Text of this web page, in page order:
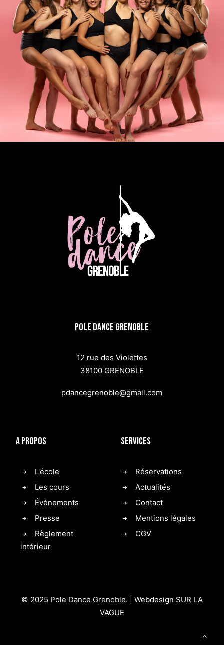
Pole dance Grenoble
12 rue des Violettes
38100 GRENOBLE
pdancegrenoble@gmail.com
A propos
L'école
Les cours
Événements
Presse
Règlement
intérieur
Services
Réservations
Actualités
Contact
Mentions légales
CGV
© 2025 Pole Dance Grenoble. | Webdesign SUR LA
VAGUE